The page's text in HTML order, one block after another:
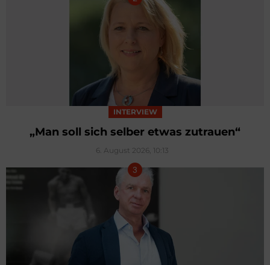
INTERVIEW
„Man soll sich selber etwas zutrauen“
6. August 2026, 10:13